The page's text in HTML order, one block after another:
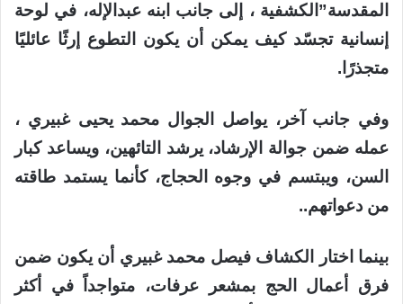
المقدسة”الكشفية ، إلى جانب ابنه عبدالإله، في لوحة
إنسانية تجسّد كيف يمكن أن يكون التطوع إرثًا عائليًا
متجذرًا.
وفي جانب آخر، يواصل الجوال محمد يحيى غبيري ،
عمله ضمن جوالة الإرشاد، يرشد التائهين، ويساعد كبار
السن، ويبتسم في وجوه الحجاج، كأنما يستمد طاقته
من دعواتهم..
بينما اختار الكشاف فيصل محمد غبيري أن يكون ضمن
فرق أعمال الحج بمشعر عرفات، متواجداً في أكثر